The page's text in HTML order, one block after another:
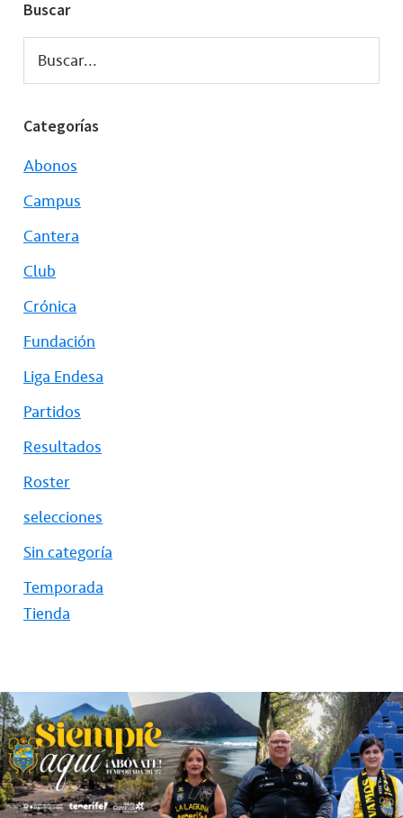
Buscar
Buscar...
Categorías
Abonos
Campus
Cantera
Club
Crónica
Fundación
Liga Endesa
Partidos
Resultados
Roster
selecciones
Sin categoría
Temporada
Tienda